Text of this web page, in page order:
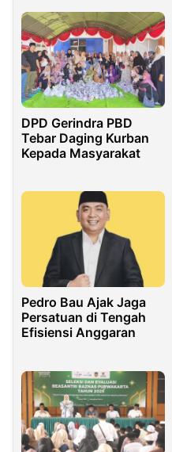
DPD Gerindra PBD
Tebar Daging Kurban
Kepada Masyarakat
Pedro Bau Ajak Jaga
Persatuan di Tengah
Efisiensi Anggaran